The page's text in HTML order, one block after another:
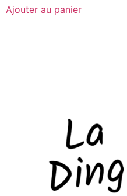
Ajouter au panier